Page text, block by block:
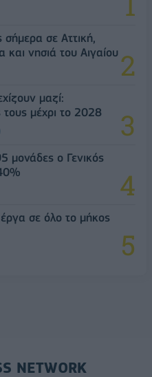
σε Αττική,
νησιά του Αιγαίου
μαζί:
μέχρι το 2028
μονάδες ο Γενικός
σε όλο το μήκος
NETWORK